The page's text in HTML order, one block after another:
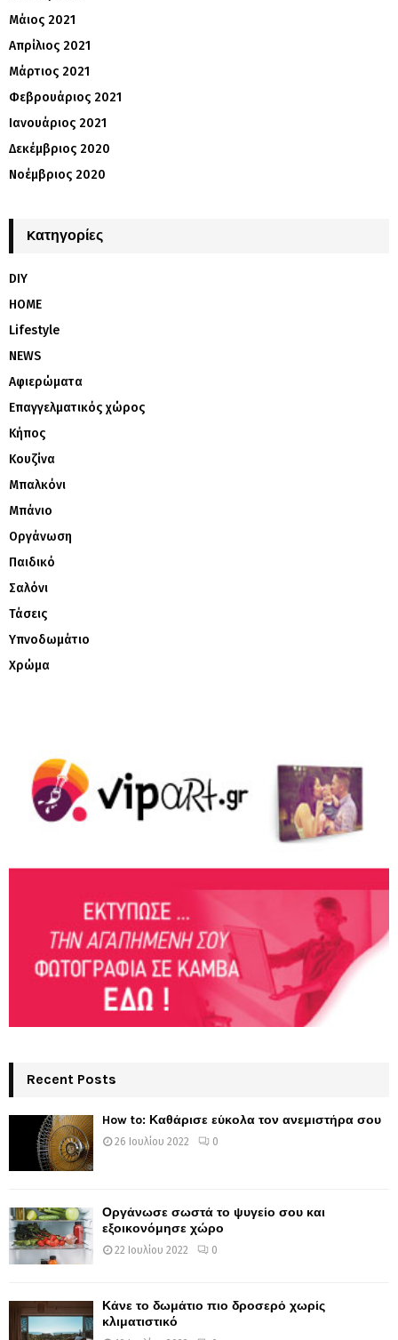
Μάιος 2021
Απρίλιος 2021
Μάρτιος 2021
Φεβρουάριος 2021
Ιανουάριος 2021
Δεκέμβριος 2020
Νοέμβριος 2020
Kατηγορίες
DIY
HOME
Lifestyle
NEWS
Αφιερώματα
Επαγγελματικός χώρος
Κήπος
Κουζίνα
Μπαλκόνι
Μπάνιο
Οργάνωση
Παιδικό
Σαλόνι
Τάσεις
Υπνοδωμάτιο
Χρώμα
Recent Posts
How to: Καθάρισε εύκολα τον ανεμιστήρα σου
26 Ιουλίου 2022 0
Οργάνωσε σωστά το ψυγείο σου και
εξοικονόμησε χώρο
22 Ιουλίου 2022 0
Κάνε το δωμάτιο πιο δροσερό χωρίς
κλιματιστικό